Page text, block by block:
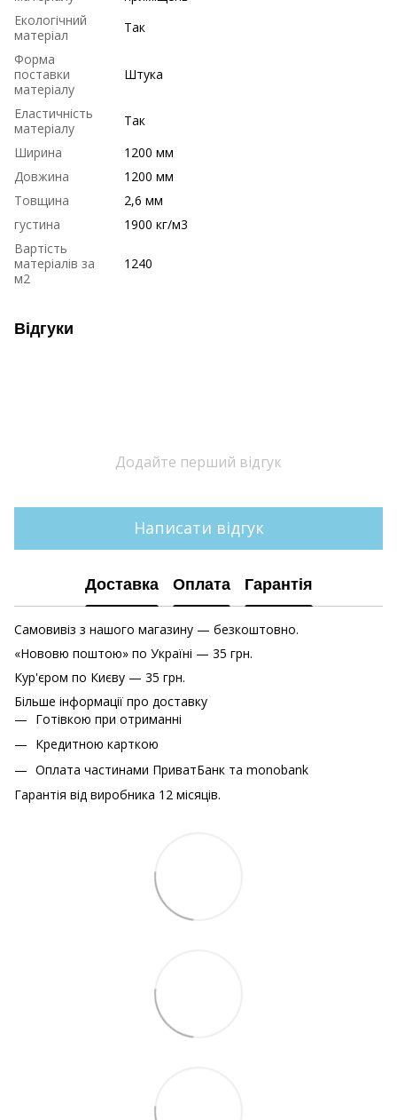
Екологічний
матеріал
Так
Форма
поставки
матеріалу
Штука
Еластичність
матеріалу
Так
Ширина
1200 мм
Довжина
1200 мм
Товщина
2,6 мм
густина
1900 кг/м3
Вартість
матеріалів за
м2
1240
Відгуки
Додайте перший відгук
Написати відгук
Доставка Оплата Гарантія
Самовивіз з нашого магазину — безкоштовно.
«Нововю поштою» по Україні — 35 грн.
Кур'єром по Києву — 35 грн.
Більше інформації про доставку
Готівкою при отриманні
Кредитною карткою
Оплата частинами ПриватБанк та monobank
Гарантія від виробника 12 місяців.